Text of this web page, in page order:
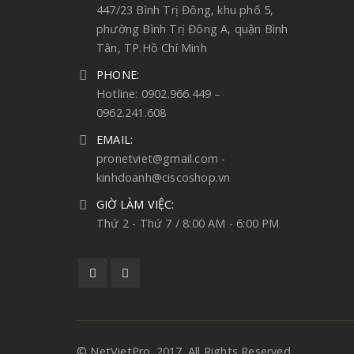
447/23 Bình Trị Đông, khu phố 5,
phường Bình Trị Đông A, quận Bình
Tân, TP.Hồ Chí Minh
PHONE:
Hotline: 0902.966.449 –
0962.241.608
EMAIL:
pronetviet@gmail.com -
kinhdoanh@ciscoshop.vn
GIỜ LÀM VIỆC:
Thứ 2 - Thứ 7 / 8:00 AM - 6:00 PM